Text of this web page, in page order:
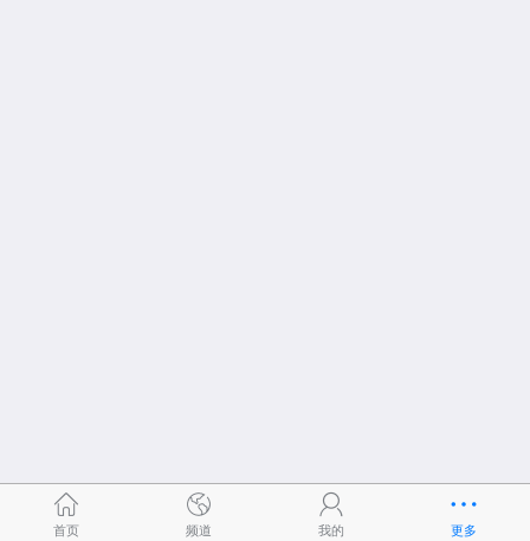
首页 频道 我的 更多